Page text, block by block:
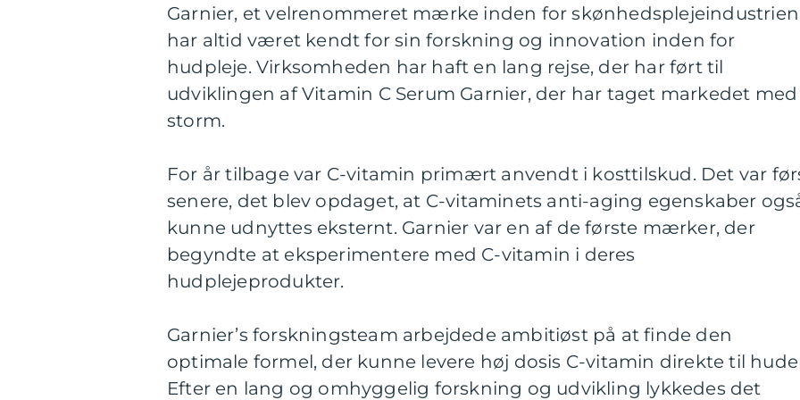
Garnier, et velrenommeret mærke inden for
har altid været kendt for sin forskning og innovation inden for
hudpleje. Virksomheden har haft en lang rejse, der har ført til
udviklingen af Vitamin C Serum Garnier, der har taget markedet med
storm.
For år tilbage var C-vitamin primært anvendt i kosttilskud. Det var
senere, det blev opdaget, at C-vitaminets anti-aging egenskaber
kunne udnyttes eksternt. Garnier var en af de første mærker, der
begyndte at eksperimentere med C-vitamin i deres
hudplejeprodukter.
Garnier’s forskningsteam arbejdede ambitiøst på at finde den
optimale formel, der kunne levere høj dosis C-vitamin direkte til
Efter en lang og omhyggelig forskning og udvikling lykkedes det